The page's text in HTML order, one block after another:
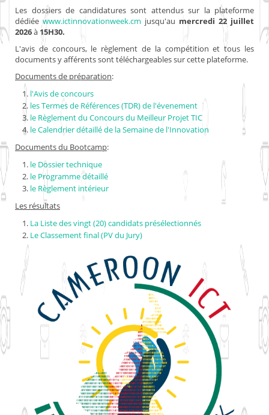
Les dossiers de candidatures sont attendus sur la plateforme
dédiéewww.ictinnovationweek.cm jusqu'au mercredi 22 juillet
2026à 15H30.
L'avis de concours, le règlement de la compétition et tous les
documents y afférents sont téléchargeables sur cette plateforme.
Documents de préparation:
l'Avis de concours
les Termes de Références (TDR) de l'évenement
le Règlement du Concours du Meilleur Projet TIC
le Calendrier détaillé de la Semaine de l'Innovation
Documents du Bootcamp:
le Dossier technique
le Programme détaillé
le Règlement intérieur
Les résultats
La Liste des vingt (20) candidats présélectionnés
Le Classement final (PV du Jury)